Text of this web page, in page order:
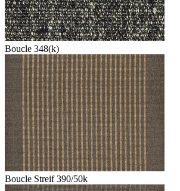
Boucle 348(k)
Boucle Streif 390/50k